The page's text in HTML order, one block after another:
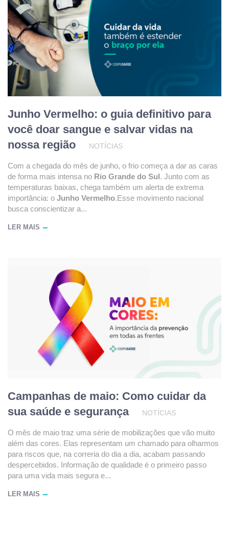
Junho Vermelho: o guia definitivo para
você doar sangue e salvar vidas na
nossa região
NOTÍCIAS
Com a chegada do mês de junho, o frio começa a dar as caras
de forma mais intensa no Rio Grande do Sul. Junto com as
temperaturas baixas, chega também um alerta de extrema
importância: o Junho Vermelho.Esse movimento nacional
busca conscientizar a...
LER MAIS
Campanhas de maio: Como cuidar da
sua saúde e segurança
NOTÍCIAS
O mês de maio traz uma série de mobilizações que vão muito
além das cores. Elas representam um chamado para olharmos
para riscos que, na correria do dia a dia, acabam passando
despercebidos. Informação de qualidade é o primeiro passo
para uma vida mais segura e...
LER MAIS